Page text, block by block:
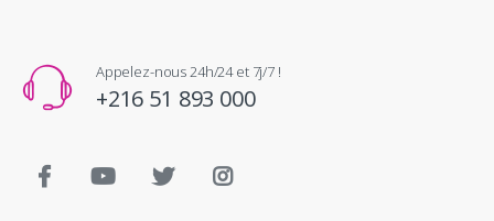
Appelez-nous 24h/24 et 7j/7 !
+216 51 893 000